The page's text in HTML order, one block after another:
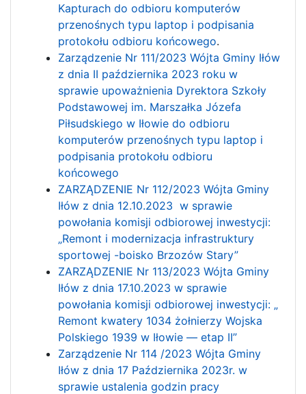
Kapturach do odbioru komputerów
przenośnych typu laptop i podpisania
protokołu odbioru końcowego.
Zarządzenie Nr 111/2023 Wójta Gminy Iłów
z dnia II października 2023 roku w
sprawie upoważnienia Dyrektora Szkoły
Podstawowej im. Marszałka Józefa
Piłsudskiego w Iłowie do odbioru
komputerów przenośnych typu laptop i
podpisania protokołu odbioru
końcowego
ZARZĄDZENIE Nr 112/2023 Wójta Gminy
Iłów z dnia 12.10.2023 w sprawie
powołania komisji odbiorowej inwestycji:
„Remont i modernizacja infrastruktury
sportowej -boisko Brzozów Stary”
ZARZĄDZENIE Nr 113/2023 Wójta Gminy
Iłów z dnia 17.10.2023 w sprawie
powołania komisji odbiorowej inwestycji: „
Remont kwatery 1034 żołnierzy Wojska
Polskiego 1939 w Iłowie — etap II”
Zarządzenie Nr 114 /2023 Wójta Gminy
Iłów z dnia 17 Października 2023r. w
sprawie ustalenia godzin pracy